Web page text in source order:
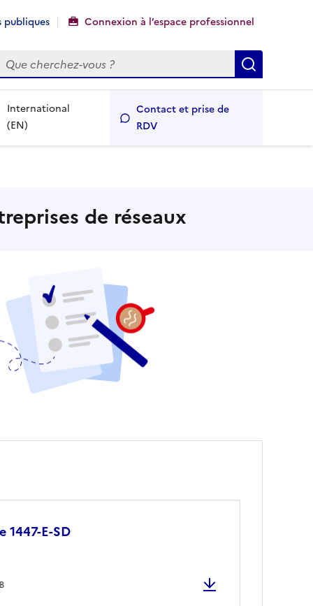
publiques Connexion à l’espace professionnel
International
(EN)
Contact et prise de
RDV
de réseaux
1447-E-SD